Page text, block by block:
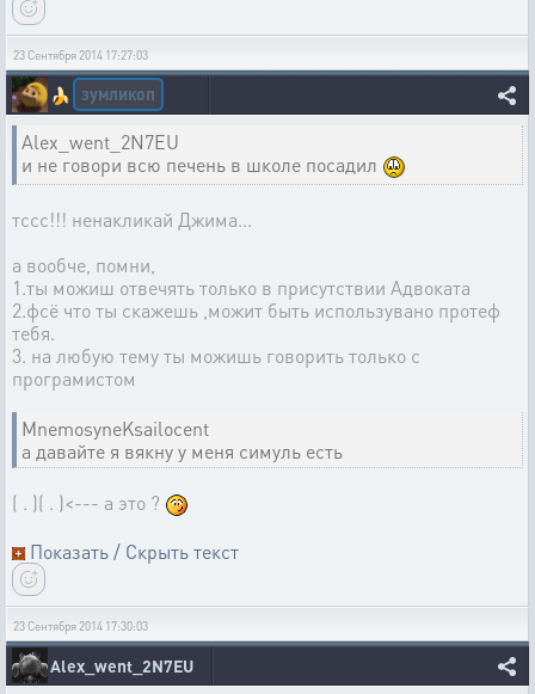
23 Сентября 2014 17:27:03
🍌 зумликоп
Alex_went_2N7EU
и не говори всю печень в школе посадил
тссс!!! ненакликай Джима...
а вообче, помни,
1.ты можиш отвечять только в присутствии Адвоката
2.фсё что ты скажешь ,можит быть использувано протеф
тебя.
3. на любую тему ты можишь говорить только с
програмистом
MnemosyneKsailocent
а давайте я вякну у меня симуль есть
( . )( . )<--- а это ?
Показать / Скрыть текст
23 Сентября 2014 17:30:03
Alex_went_2N7EU